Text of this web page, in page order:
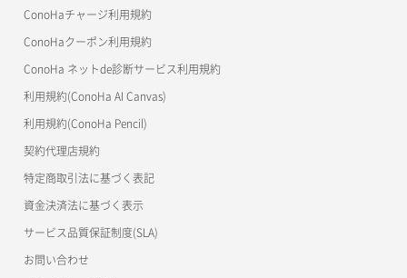
美雲このは徹底ガイド
ConoHaチャージ利用規約
ConoHaクーポン利用規約
ConoHa ネットde診断サービス利用規約
利用規約(ConoHa AI Canvas)
利用規約(ConoHa Pencil)
契約代理店規約
特定商取引法に基づく表記
資金決済法に基づく表示
サービス品質保証制度(SLA)
お問い合わせ